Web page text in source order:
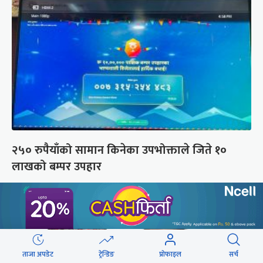
२५० रुपैयाँको सामान किनेका उपभोक्ताले जिते १०
लाखको बम्पर उपहार
ताजा अपडेट ट्रेन्डिङ प्रोफाइल सर्च